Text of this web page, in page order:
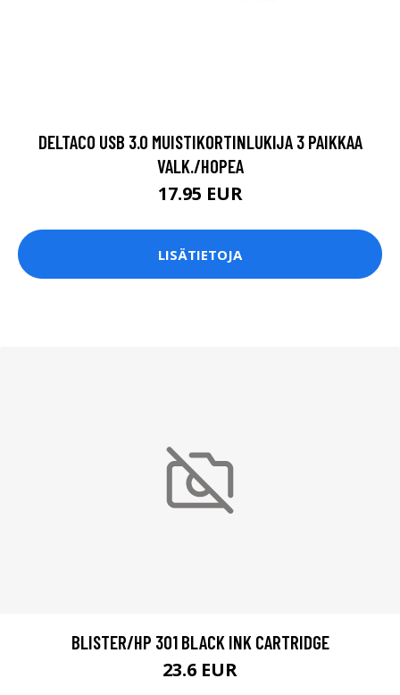
DELTACO USB 3.0 MUISTIKORTINLUKIJA 3 PAIKKAA
VALK./HOPEA
17.95 EUR
LISÄTIETOJA
BLISTER/HP 301 BLACK INK CARTRIDGE
23.6 EUR